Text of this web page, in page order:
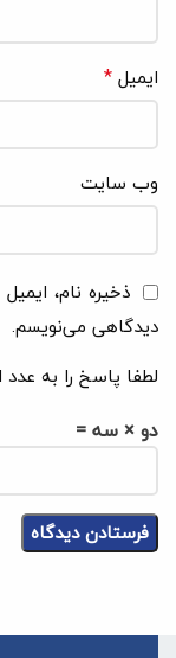
ایمیل*
وب‌ سایت
ذخیره نام،
دیدگاهی می‌نویسم.
لطفا پاسخ را به عدد
دو × سه =